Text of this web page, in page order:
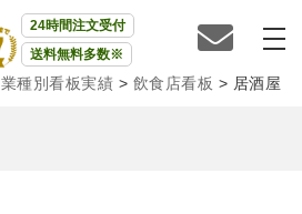
24時間注文受付
送料無料多数※
業種別看板実績 > 飲食店看板 > 居酒屋